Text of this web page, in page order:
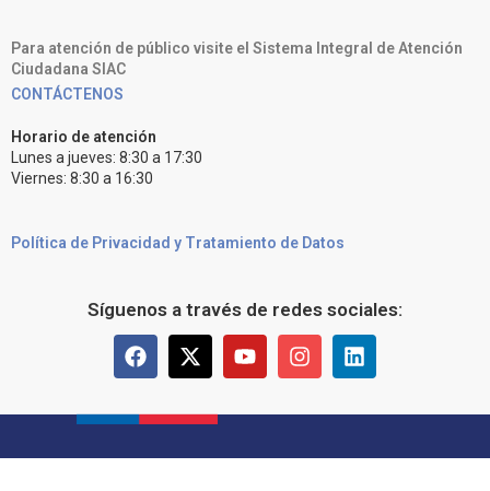
Para atención de público visite el Sistema Integral de Atención
Ciudadana SIAC
CONTÁCTENOS
Horario de atención
Lunes a jueves: 8:30 a 17:30
Viernes: 8:30 a 16:30
Política de Privacidad y Tratamiento de Datos
Síguenos a través de redes sociales: